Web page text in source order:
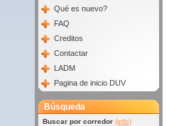
Qué es nuevo?
FAQ
Creditos
Contactar
LADM
Pagina de inicio DUV
Búsqueda
Buscar por corredor (info)